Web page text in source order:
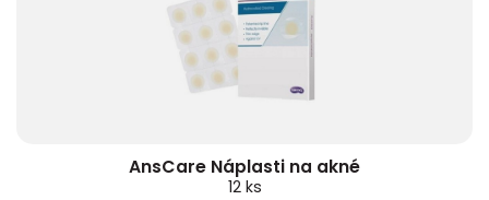
AnsCare Náplasti na akné
12 ks